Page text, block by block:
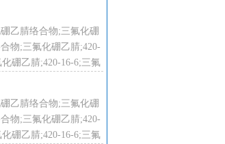
乙腈络合物;三氟化硼
物;三氟化硼乙腈;420-
硼乙腈;420-16-6;三氟
乙腈络合物;三氟化硼
物;三氟化硼乙腈;420-
硼乙腈;420-16-6;三氟